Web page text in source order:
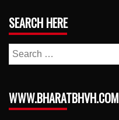
SEARCH HERE
Search
for:
WWW.BHARATBHVH.COM